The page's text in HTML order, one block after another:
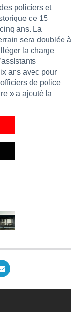
policiers et
de 15
ans. La
sera doublée à
la charge
ans avec pour
de police
» a ajouté la